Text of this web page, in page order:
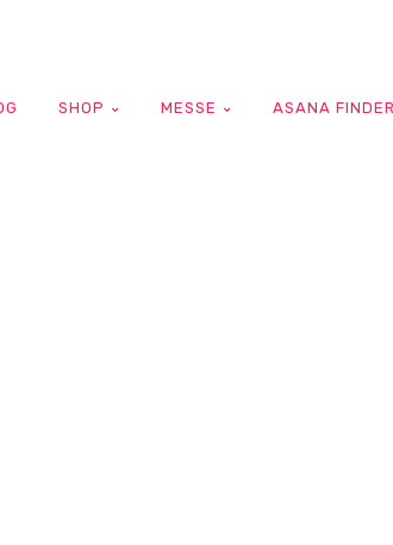
SHOP MESSE ASANA FINDER